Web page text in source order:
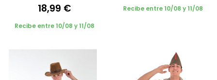
18,99 €
Recibe entre 10/08 y 11/08
Recibe entre 10/08 y 11/08